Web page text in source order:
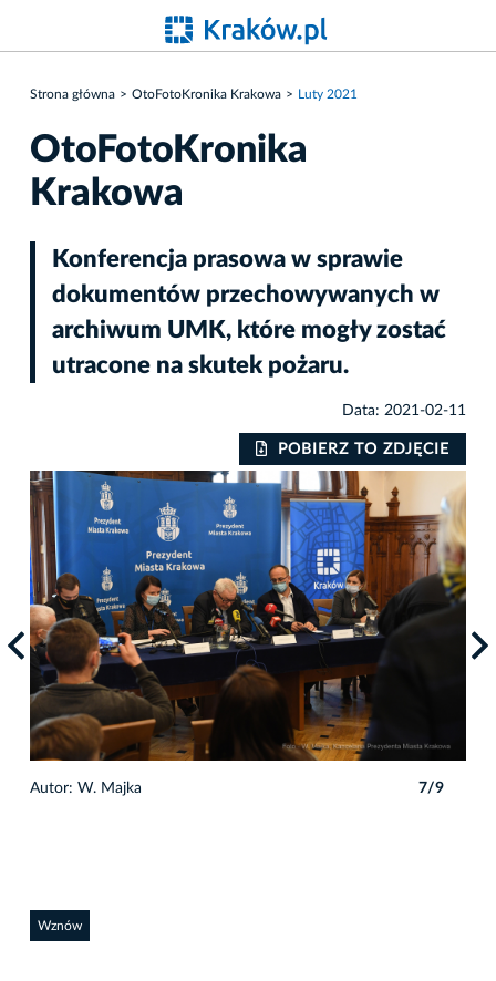
Strona główna OtoFotoKronika Krakowa Luty 2021
OtoFotoKronika
Krakowa
Konferencja prasowa w sprawie
dokumentów przechowywanych w
archiwum UMK, które mogły zostać
utracone na skutek pożaru.
Data: 2021-02-11
POBIERZ TO ZDJĘCIE
Autor: W. Majka 7/9
Wznów